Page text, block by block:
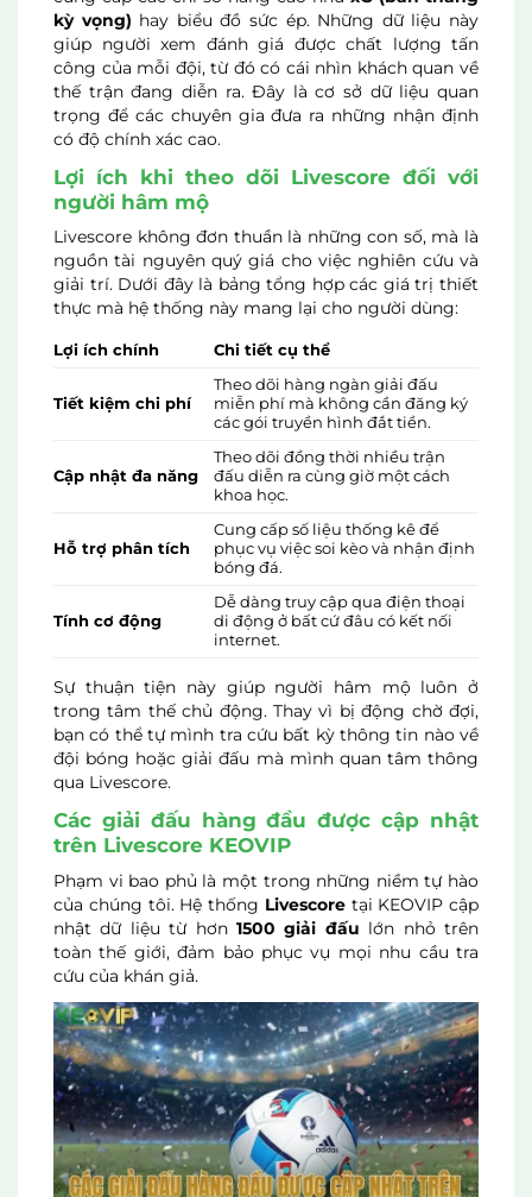
kỳ vọng) hay biểu đồ sức ép. Những dữ liệu này
giúp người xem đánh giá được chất lượng tấn
công của mỗi đội, từ đó có cái nhìn khách quan về
thế trận đang diễn ra. Đây là cơ sở dữ liệu quan
trọng để các chuyên gia đưa ra những nhận định
có độ chính xác cao.
Lợi ích khi theo dõi Livescore đối với
người hâm mộ
Livescore không đơn thuần là những con số, mà là
nguồn tài nguyên quý giá cho việc nghiên cứu và
giải trí. Dưới đây là bảng tổng hợp các giá trị thiết
thực mà hệ thống này mang lại cho người dùng:
Lợi ích chính Chi tiết cụ thể
Tiết kiệm chi phí
Theo dõi hàng ngàn giải đấu
miễn phí mà không cần đăng ký
các gói truyền hình đắt tiền.
Cập nhật đa năng
Theo dõi đồng thời nhiều trận
đấu diễn ra cùng giờ một cách
khoa học.
Hỗ trợ phân tích
Cung cấp số liệu thống kê để
phục vụ việc soi kèo và nhận định
bóng đá.
Tính cơ động
Dễ dàng truy cập qua điện thoại
di động ở bất cứ đâu có kết nối
internet.
Sự thuận tiện này giúp người hâm mộ luôn ở
trong tâm thế chủ động. Thay vì bị động chờ đợi,
bạn có thể tự mình tra cứu bất kỳ thông tin nào về
đội bóng hoặc giải đấu mà mình quan tâm thông
qua Livescore.
Các giải đấu hàng đầu được cập nhật
trên Livescore KEOVIP
Phạm vi bao phủ là một trong những niềm tự hào
của chúng tôi. Hệ thống Livescoretại KEOVIP cập
nhật dữ liệu từ hơn 1500 giải đấu lớn nhỏ trên
toàn thế giới, đảm bảo phục vụ mọi nhu cầu tra
cứu của khán giả.